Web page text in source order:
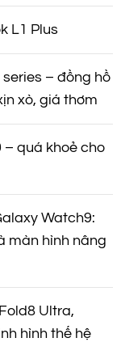
L1 Plus
– đồng hồ
xò, giá thơm
– quá khoẻ cho
Watch9:
màn hình nâng
Ultra,
hình thế hệ